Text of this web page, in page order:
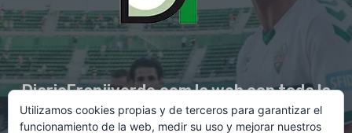
DiarioFranjiverde.com la web con toda la
información del Elche C.F.
Utilizamos cookies propias y de terceros para garantizar el
funcionamiento de la web, medir su uso y mejorar nuestros